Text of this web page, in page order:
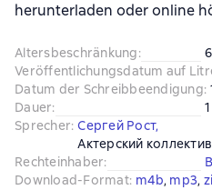
herunterladen oder online
Altersbeschränkung:
Veröffentlichungsdatum auf
Datum der Schreibbeendigung:
Dauer:
Sprecher: Сергей Рост,
Актерский коллектив
Rechteinhaber:
Download-Format: m4b, mp3,